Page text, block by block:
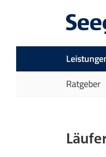
Ratgeber